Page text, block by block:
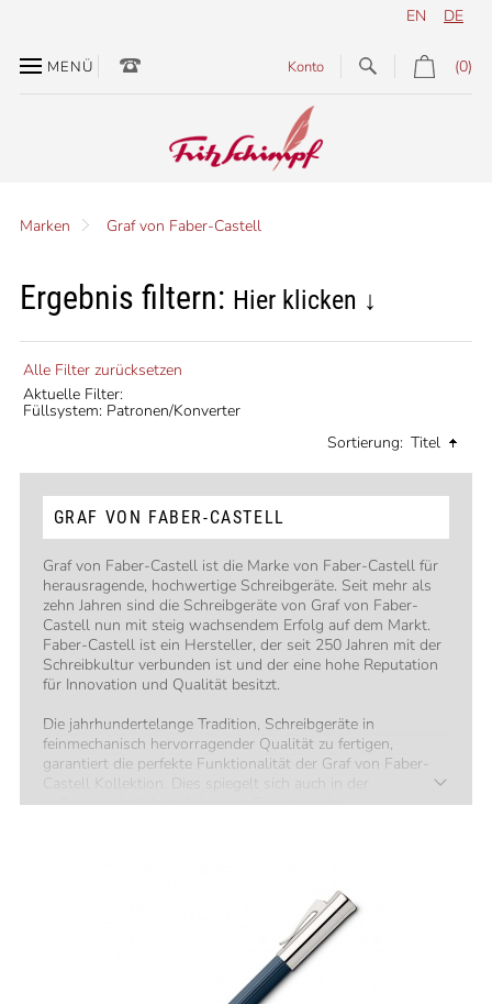
DE
EN
MENÜ (0)
Konto
Marken Graf von Faber-Castell
Ergebnis filtern: Hier klicken ↓
Alle Filter zurücksetzen
Aktuelle Filter:
Füllsystem: Patronen/Konverter
Sortierung: Titel
GRAF VON FABER-CASTELL
Graf von Faber-Castell ist die Marke von Faber-Castell für
herausragende, hochwertige Schreibgeräte. Seit mehr als
zehn Jahren sind die Schreibgeräte von Graf von Faber-
Castell nun mit steig wachsendem Erfolg auf dem Markt.
Faber-Castell ist ein Hersteller, der seit 250 Jahren mit der
Schreibkultur verbunden ist und der eine hohe Reputation
für Innovation und Qualität besitzt.
Die jahrhundertelange Tradition, Schreibgeräte in
feinmechanisch hervorragender Qualität zu fertigen,
garantiert die perfekte Funktionalität der Graf von Faber-
Castell Kollektion. Dies spiegelt sich auch in der
außergewöhnlichen Kulanz im Service wider.